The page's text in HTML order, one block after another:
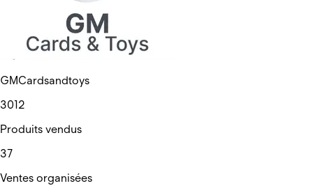
GMCardsandtoys
3012
Produits vendus
37
Ventes organisées